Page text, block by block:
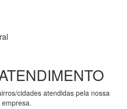
cidades atendidas pela nossa
empresa.